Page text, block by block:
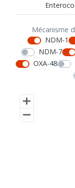
Mécanisme
NDM-1
NDM-7
OXA-48